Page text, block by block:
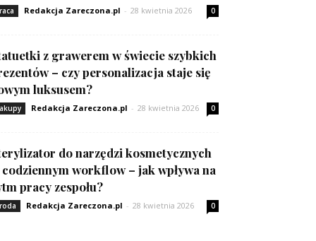
Redakcja Zareczona.pl - 28 kwietnia 2026 0
z grawerem w świecie szybkich
– czy personalizacja staje się
luksusem?
Redakcja Zareczona.pl - 28 kwietnia 2026 0
do narzędzi kosmetycznych
workflow – jak wpływa na
pracy zespołu?
Redakcja Zareczona.pl - 28 kwietnia 2026 0